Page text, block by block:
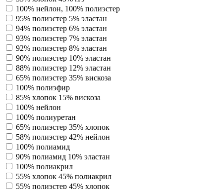
100% нейлон, 100% полиэстер
95% полиэстер 5% эластан
94% полиэстер 6% эластан
93% полиэстер 7% эластан
92% полиэстер 8% эластан
90% полиэстер 10% эластан
88% полиэстер 12% эластан
65% полиэстер 35% вискоза
100% полиэфир
85% хлопок 15% вискоза
100% нейлон
100% полиуретан
65% полиэстер 35% хлопок
58% полиэстер 42% нейлон
100% полиамид
90% полиамид 10% эластан
100% полиакрил
55% хлопок 45% полиакрил
55% полиэстер 45% хлопок